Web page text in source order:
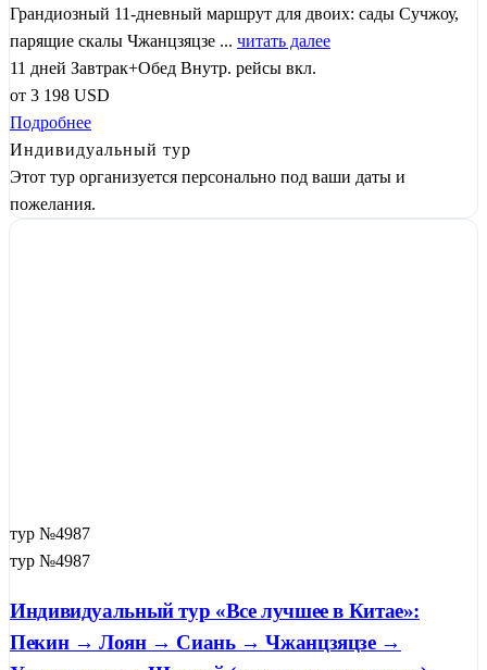
Грандиозный 11-дневный маршрут для двоих: сады Сучжоу,
парящие скалы Чжанцзяцзе ... читать далее
11 дней Завтрак+Обед Внутр. рейсы вкл.
от 3 198 USD
Подробнее
Индивидуальный тур
Этот тур организуется персонально под ваши даты и
пожелания.
тур №4987
тур №4987
Индивидуальный тур «Все лучшее в Китае»:
Пекин → Лоян → Сиань → Чжанцзяцзе →